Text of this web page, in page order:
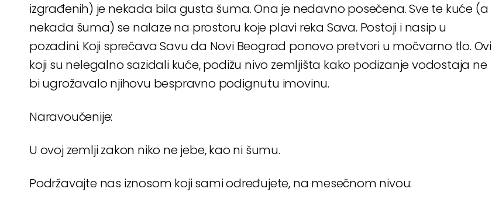
izgrađenih) je nekada bila gusta šuma. Ona je nedavno posečena. Sve te kuće (a
nekada šuma) se nalaze na prostoru koje plavi reka Sava. Postoji i nasip u
pozadini. Koji sprečava Savu da Novi Beograd ponovo pretvori u močvarno tlo. Ovi
koji su nelegalno sazidali kuće, podižu nivo zemljišta kako podizanje vodostaja ne
bi ugrožavalo njihovu bespravno podignutu imovinu.
Naravoučenije:
U ovoj zemlji zakon niko ne jebe, kao ni šumu.
Podržavajte nas iznosom koji sami određujete, na mesečnom nivou: